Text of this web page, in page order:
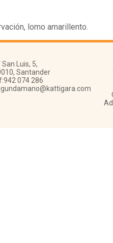
lomo amarillento.
San Luis, 5,
Santander
942 074 286